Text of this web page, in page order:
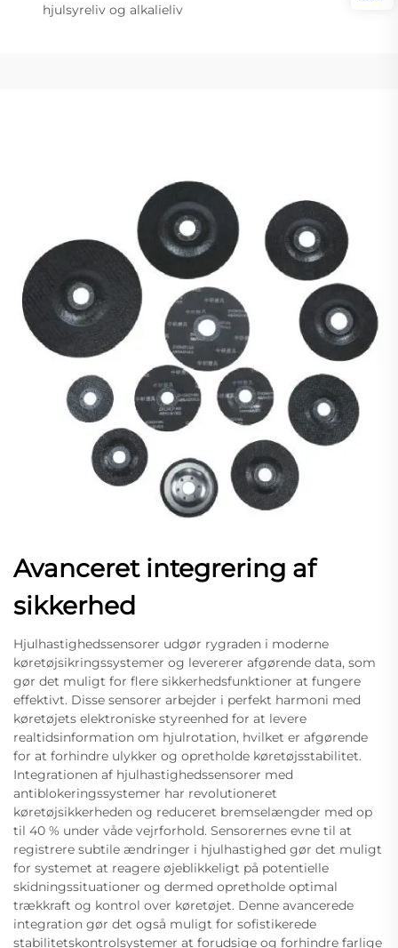
hjulsyreliv og alkalieliv
Avanceret integrering af
sikkerhed
Hjulhastighedssensorer udgør rygraden i moderne
køretøjsikringssystemer og levererer afgørende data, som
gør det muligt for flere sikkerhedsfunktioner at fungere
effektivt. Disse sensorer arbejder i perfekt harmoni med
køretøjets elektroniske styreenhed for at levere
realtidsinformation om hjulrotation, hvilket er afgørende
for at forhindre ulykker og opretholde køretøjsstabilitet.
Integrationen af hjulhastighedssensorer med
antiblokeringssystemer har revolutioneret
køretøjsikkerheden og reduceret bremselængder med op
til 40 % under våde vejrforhold. Sensorernes evne til at
registrere subtile ændringer i hjulhastighed gør det muligt
for systemet at reagere øjeblikkeligt på potentielle
skidningssituationer og dermed opretholde optimal
trækkraft og kontrol over køretøjet. Denne avancerede
integration gør det også muligt for sofistikerede
stabilitetskontrolsystemer at forudsige og forhindre farlige